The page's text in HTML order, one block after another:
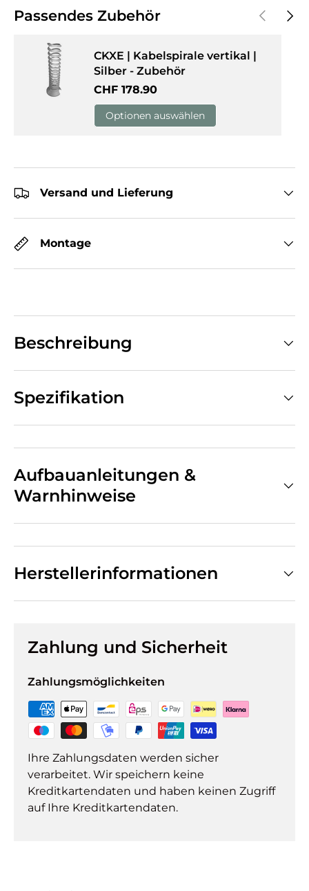
Passendes Zubehör Vorherige
CKXE | Kabelspirale vertikal |
Silber - Zubehör
Normaler Preis
CHF 178.90
Optionen auswählen
Versand und Lieferung
Montage
Beschreibung
Spezifikation
Aufbauanleitungen &
Warnhinweise
Herstellerinformationen
Zahlung und Sicherheit
Zahlungsmöglichkeiten
Ihre Zahlungsdaten werden sicher
verarbeitet. Wir speichern keine
Kreditkartendaten und haben keinen Zugriff
auf Ihre Kreditkartendaten.